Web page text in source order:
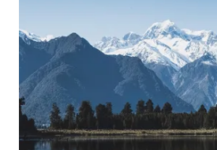
Programme
Alle Programme ansehen
Büros
Büros in der Nähe
Über uns